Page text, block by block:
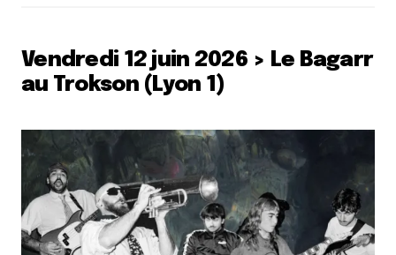
Vendredi 12 juin 2026 > Le Bagarr
au Trokson (Lyon 1)